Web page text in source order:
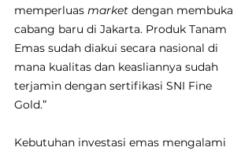
memperluas market dengan membuka
cabang baru di Jakarta. Produk Tanam
Emas sudah diakui secara nasional di
mana kualitas dan keasliannya sudah
terjamin dengan sertifikasi SNI Fine
Gold.”
Kebutuhan investasi emas mengalami